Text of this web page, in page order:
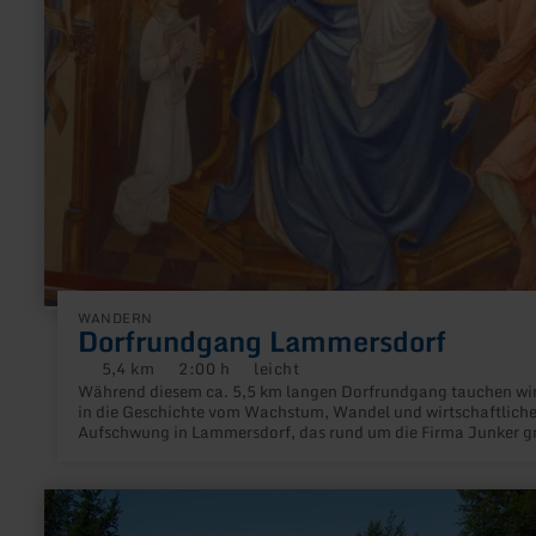
WANDERN
Dorfrundgang Lammersdorf
Distanz:
5,4 km Dauer:
2:00 h Anforderung:
leicht
Während diesem ca. 5,5 km langen Dorfrundgang tauchen
in die Geschichte vom Wachstum, Wandel und
Aufschwung in Lammersdorf, das rund um die Firma Junker
mit ihrer Edelstahlgießerei und dem Industrieofenbau
mehr
erfahren